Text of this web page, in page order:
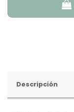
Descripción